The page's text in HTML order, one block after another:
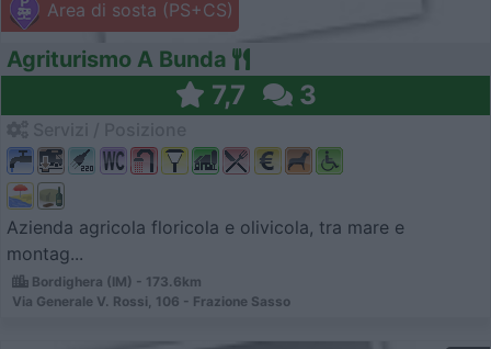
Area di sosta (PS+CS)
Agriturismo A Bunda
7,7 3
Azienda agricola floricola e olivicola, tra mare e
montag...
Bordighera (IM) - 173.6km
Via Generale V. Rossi, 106 - Frazione Sasso